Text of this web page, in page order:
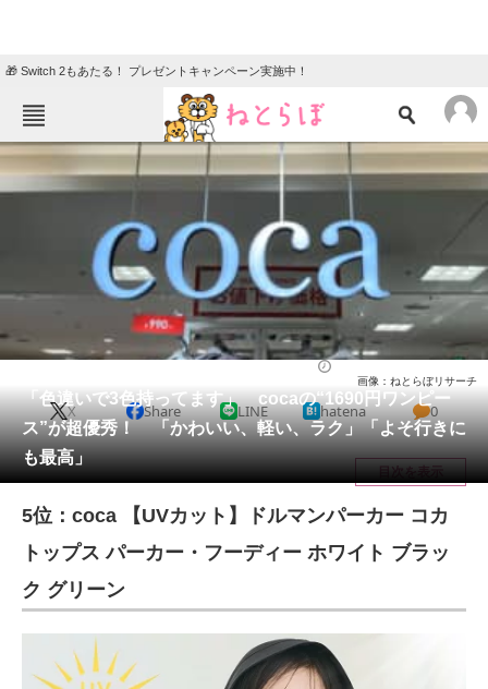
🎁 Switch 2もあたる！ プレゼントキャンペーン実施中！
ねとらぼメニュー
ニュース
クイズ
地域
教育・育児
動物 リサーチ
会員記事
メディア
注目記事を集めた総合ページ
スマホと通信の最新トレンド
好きが集まる 比べて選べる
「色違いで3色持ってます」 cocaの“1690円ワンピー
ス”が超優秀！ 「かわいい、軽い、ラク」「よそ行きに
も最高」
画像：ねとらぼリサーチ
X Share LINE hatena 0
目次を表示
5位：coca 【UVカット】ドルマンパーカー コカ
トップス パーカー・フーディー ホワイト ブラッ
ク グリーン